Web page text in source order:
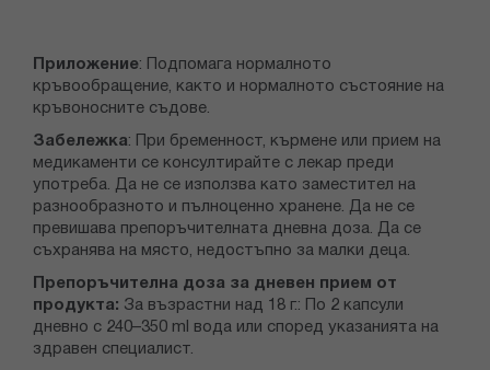
Приложение: Подпомага нормалното
кръвообращение, както и нормалното състояние на
кръвоносните съдове.
Забележка: При бременност, кърмене или прием на
медикаменти се консултирайте с лекар преди
употреба. Да не се използва като заместител на
разнообразното и пълноценно хранене. Да не се
превишава препоръчителната дневна доза. Да се
съхранява на място, недостъпно за малки деца.
Препоръчителна доза за дневен прием от
продукта: За възрастни над 18 г.: По 2 капсули
дневно с 240–350 ml вода или според указанията на
здравен специалист.